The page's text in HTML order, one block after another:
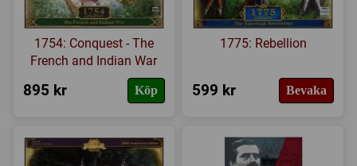
Tillverkare
Regler
Expansioner
1754: Conquest - The
French and Indian War
895 kr Köp
1775: Rebellion
599 kr Bevaka